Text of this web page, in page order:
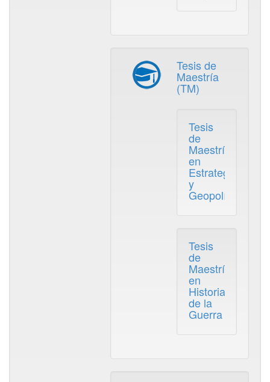
Tesis de
Maestría
(TM)
Tesis
de
Maestría
en
Estrategia
y
Geopolítica
Tesis
de
Maestría
en
Historia
de la
Guerra